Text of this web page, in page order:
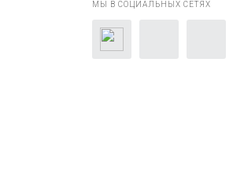
МЫ В СОЦИАЛЬНЫХ СЕТЯХ